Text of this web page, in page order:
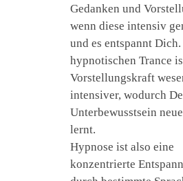
Gedanken und
wenn diese intensiv
und es entspannt
hypnotischen Trance
Vorstellungskraft
intensiver, wodurch
Unterbewusstsein
lernt.
Hypnose ist also eine
konzentrierte